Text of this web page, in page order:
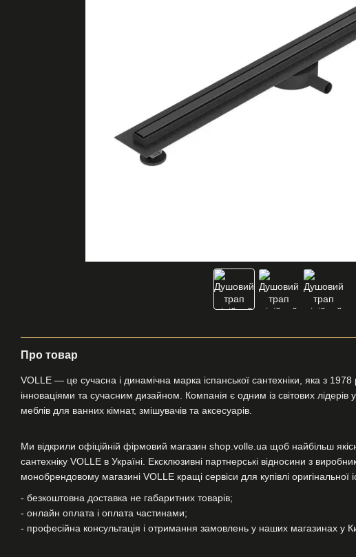
Про товар
VOLLE — це сучасна і динамічна марка іспанської сантехніки, яка з 1978
інноваціями та сучасним дизайном. Компанія є одним із світових лідерів у
меблів для ванних кімнат, змішувачів та аксесуарів.
Ми відкрили офіційній фірмовий магазин shop.volle.ua щоб найбільш
сантехніку VOLLE в Україні. Ексклюзивні партнерські відносини з
монобрендовому магазині VOLLE кращі сервіси для купівлі оригінальної
- безкоштовна доставка не габаритних товарів;
- онлайн оплата і оплата частинами;
- професійна консультація і отримання замовлень у наших магазинах у